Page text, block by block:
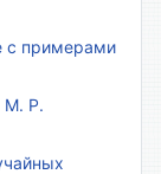
с примерами
М. Р.